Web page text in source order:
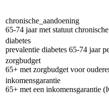
chronische_aandoening
65-74 jaar met statuut
diabetes
prevalentie diabetes 65-74 jaar
zorgbudget
65+ met zorgbudget voor
inkomensgarantie
65+ met een inkomensgarantie